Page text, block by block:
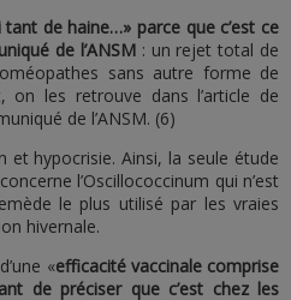
de haine…» parce que c’est ce
de l’ANSM: un rejet total de
sans autre forme de
on les retrouve dans l’article de
de l’ANSM. (6)
et hypocrisie. Ainsi, la seule étude
l’Oscillococcinum qui n’est
le plus utilisé par les vraies
hivernale.
«efficacité vaccinale comprise
de préciser que c’est chez les